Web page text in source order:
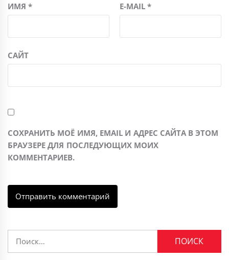
ИМЯ* E-MAIL*
САЙТ
СОХРАНИТЬ МОЁ ИМЯ, EMAIL И АДРЕС САЙТА В ЭТОМ
БРАУЗЕРЕ ДЛЯ ПОСЛЕДУЮЩИХ МОИХ
КОММЕНТАРИЕВ.